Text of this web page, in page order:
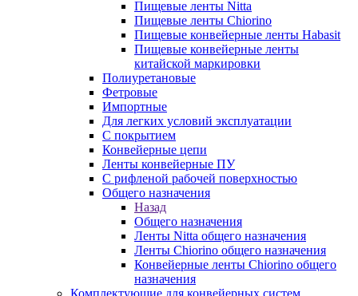
Пищевые ленты Nitta
Пищевые ленты Chiorino
Пищевые конвейерные ленты Habasit
Пищевые конвейерные ленты
китайской маркировки
Полиуретановые
Фетровые
Импортные
Для легких условий эксплуатации
С покрытием
Конвейерные цепи
Ленты конвейерные ПУ
С рифленой рабочей поверхностью
Общего назначения
Назад
Общего назначения
Ленты Nitta общего назначения
Ленты Chiorino общего назначения
Конвейерные ленты Chiorino общего
назначения
Комплектующие для конвейерных систем